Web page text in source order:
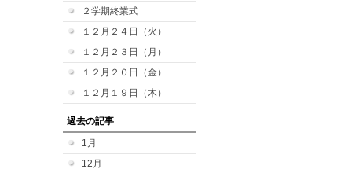
２学期終業式
１２月２４日（火）
１２月２３日（月）
１２月２０日（金）
１２月１９日（木）
過去の記事
1月
12月